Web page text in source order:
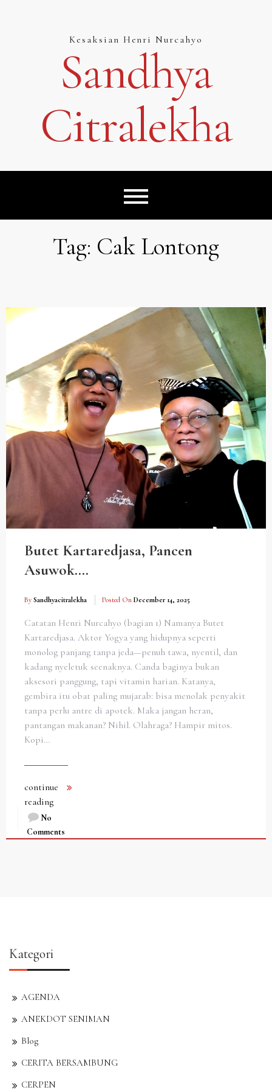
Kesaksian Henri Nurcahyo
Sandhya
Citralekha
Tag: Cak Lontong
Butet Kartaredjasa, Pancen
Asuwok….
By Sandhyacitralekha Posted On December 14, 2025
Catatan Henri Nurcahyo (bagian 1) Namanya Butet
Kartaredjasa. Aktor Yogya yang hidupnya seperti
monolog panjang tanpa jeda—penuh tawa, nyentil, dan
kadang nyeletuk seenaknya. Canda baginya bukan
aksesori panggung, tapi vitamin harian. Katanya,
gembira itu obat paling mujarab: bisa menolak penyakit
tanpa perlu antre di apotek. Maka jangan heran,
pantangan makanan? Nihil. Olahraga? Hampir mitos.
Kopi…
continue
reading
No
Comments
Kategori
AGENDA
ANEKDOT SENIMAN
Blog
CERITA BERSAMBUNG
CERPEN